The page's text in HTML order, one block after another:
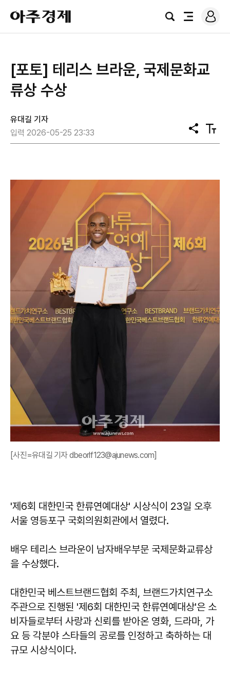
아
주
경
검
전
로
그
[포토] 테리스 브라운, 국제문화교
류상 수상
유대길 기자
입력 2026-05-25 23:33
공
유
텍
스
[사진=유대길 기자 dbeorlf123@ajunews.com]
'제6회 대한민국 한류연예대상' 시상식이 23일 오후
서울 영등포구 국회의원회관에서 열렸다.
배우 테리스 브라운이 남자배우부문 국제문화교류상
을 수상했다.
대한민국 베스트브랜드협회 주최, 브랜드가치연구소
주관으로 진행된 '제6회 대한민국 한류연예대상'은 소
비자들로부터 사랑과 신뢰를 받아온 영화, 드라마, 가
요 등 각분야 스타들의 공로를 인정하고 축하하는 대
규모 시상식이다.